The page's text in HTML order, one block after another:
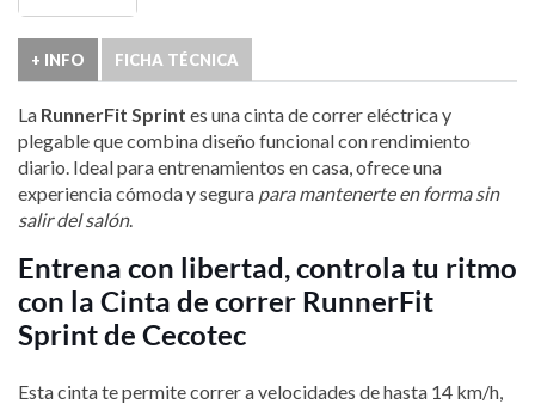
+ INFO FICHA TÉCNICA
La RunnerFit Sprint es una cinta de correr eléctrica y
plegable que combina diseño funcional con rendimiento
diario. Ideal para entrenamientos en casa, ofrece una
experiencia cómoda y segura para mantenerte en forma sin
salir del salón.
Entrena con libertad, controla tu ritmo
con la Cinta de correr RunnerFit
Sprint de Cecotec
Esta cinta te permite correr a velocidades de hasta 14 km/h,